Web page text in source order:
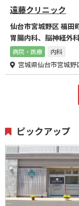
遠藤クリニック
仙台市宮城野区 福田
胃腸内科、脳神経外
病院・医療 内科
宮城県仙台市宮城
ピックアップ